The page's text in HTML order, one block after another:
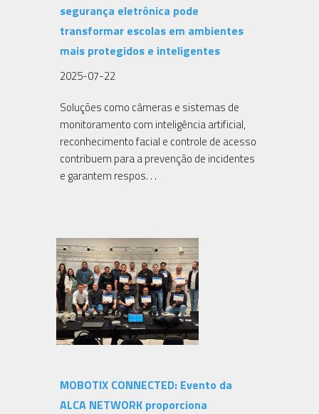
segurança eletrônica pode
transformar escolas em ambientes
mais protegidos e inteligentes
2025-07-22
Soluções como câmeras e sistemas de
monitoramento com inteligência artificial,
reconhecimento facial e controle de acesso
contribuem para a prevenção de incidentes
e garantem respos. . .
MOBOTIX CONNECTED: Evento da
ALCA NETWORK proporciona